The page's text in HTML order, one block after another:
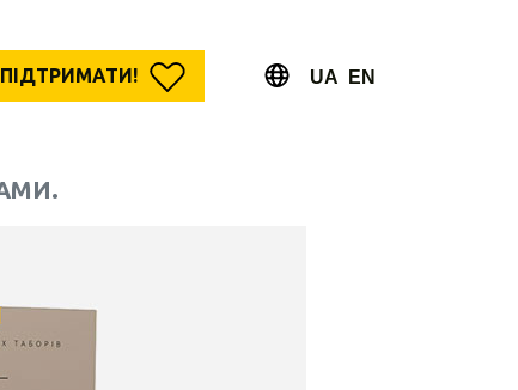
ПІДТРИМАТИ! UA EN